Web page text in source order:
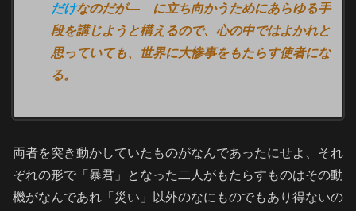
だけなのだが― に立ち向かうためにあらゆる手
段を講じようと構えるので、心の中ではよかれと
思っていても、世界に大惨事をもたらす使者にな
る。
両者を突き動かしていたものがなんであったにせよ、それ
ぞれの形で「暴君」となった二人がもたらすものはその動
機がなんであれ「災い」以外のなにものでもあり得ないの